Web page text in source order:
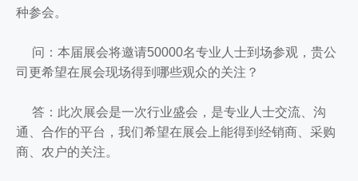
种参会。
问：本届展会将邀请50000名专业人士到场参观，贵公
司更希望在展会现场得到哪些观众的关注？
答：此次展会是一次行业盛会，是专业人士交流、沟
通、合作的平台，我们希望在展会上能得到经销商、采购
商、农户的关注。